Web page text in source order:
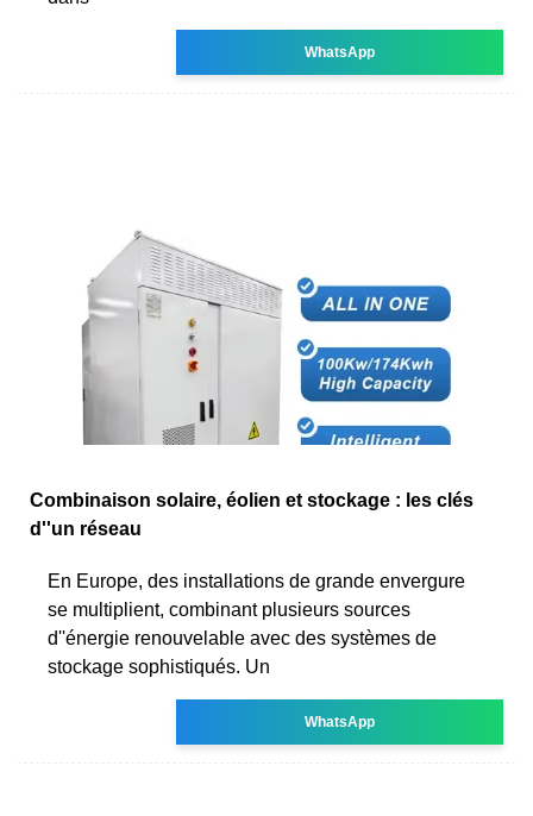
WhatsApp
Combinaison solaire, éolien et stockage : les clés
d''un réseau
En Europe, des installations de grande envergure
se multiplient, combinant plusieurs sources
d''énergie renouvelable avec des systèmes de
stockage sophistiqués. Un
WhatsApp